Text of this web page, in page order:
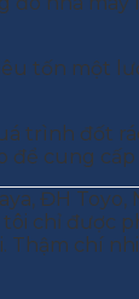
tốn một
trình đốt
cung
ĐH
chỉ được
Thậm chí